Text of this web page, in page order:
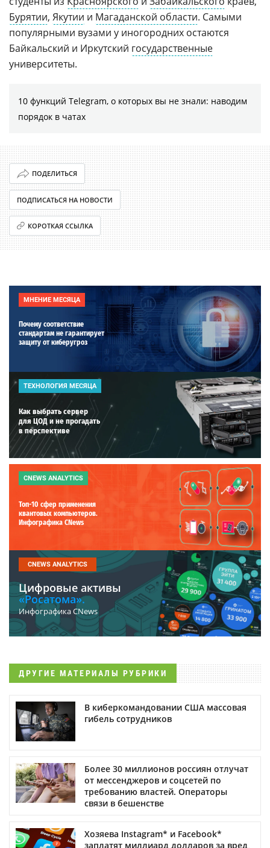
Бурятии, Якутии и Магаданской области. Самыми
популярными вузами у иногородних остаются
Байкальский и Иркутский государственные
университеты.
10 функций Telegram, о которых вы не знали: наводим
порядок в чатах
ПОДЕЛИТЬСЯ
ПОДПИСАТЬСЯ НА НОВОСТИ
КОРОТКАЯ ССЫЛКА
МНЕНИЕ МЕСЯЦА
Почему соответствие
стандартам не гарантирует
защиту от киберугроз
ТЕХНОЛОГИЯ МЕСЯЦА
Как выбрать сервер
для ЦОД и не прогадать
в перспективе
CNEWS ANALYTICS
Топ-10 сфер применения
квантовых компьютеров.
Инфографика CNews
CNEWS ANALYTICS
Цифровые активы
«Росатома».
Инфографика CNews
ДРУГИЕ МАТЕРИАЛЫ РУБРИКИ
В киберкомандовании США массовая
гибель сотрудников
Более 30 миллионов россиян отлучат
от мессенджеров и соцсетей по
требованию властей. Операторы
связи в бешенстве
Хозяева Instagram* и Facebook*
заплатят миллиард долларов за вред,